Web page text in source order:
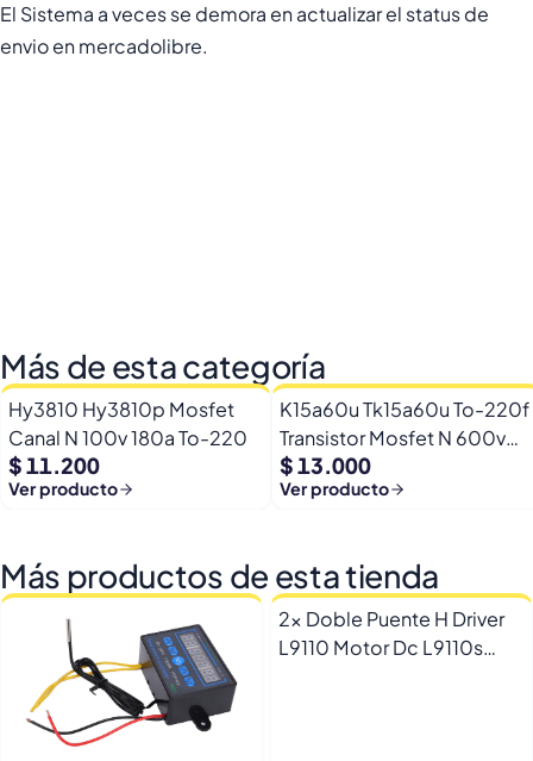
El Sistema a veces se demora en actualizar el status de
envio en mercadolibre.
Más de esta categoría
Hy3810 Hy3810p Mosfet
Canal N 100v 180a To-220
$ 11.200
Ver producto
K15a60u Tk15a60u To-220f
Transistor Mosfet N 600v
15a
$ 13.000
Ver producto
Más productos de esta tienda
2x Doble Puente H Driver
L9110 Motor Dc L9110s